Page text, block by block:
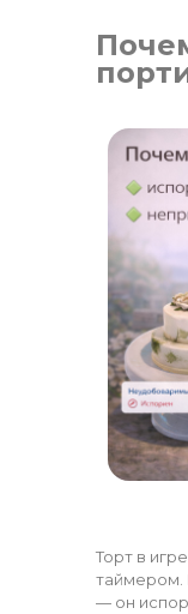
Торт в
таймером.
— он